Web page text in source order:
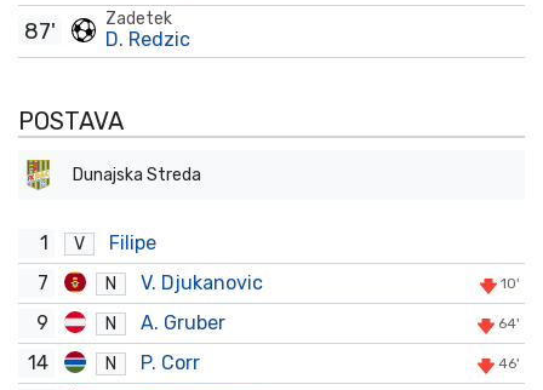
Zadetek
D. Redzic
87'
POSTAVA
Dunajska Streda
1 V
Filipe
7
N V. Djukanovic 10'
9 N A. Gruber 64'
14 N P. Corr 46'